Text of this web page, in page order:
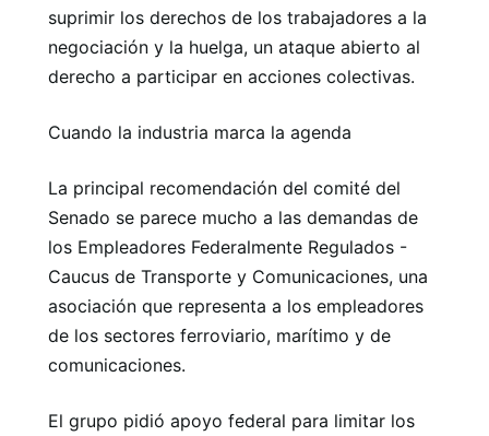
suprimir los derechos de los trabajadores a la
negociación y la huelga, un ataque abierto al
derecho a participar en acciones colectivas.
Cuando la industria marca la agenda
La principal recomendación del comité del
Senado se parece mucho a las demandas de
los Empleadores Federalmente Regulados -
Caucus de Transporte y Comunicaciones, una
asociación que representa a los empleadores
de los sectores ferroviario, marítimo y de
comunicaciones.
El grupo pidió apoyo federal para limitar los